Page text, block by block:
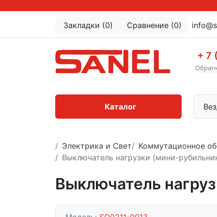
Закладки (0) Сравнение (0)
+ 7
Каталог
Электрика и Свет Коммутационное
Выключатель нагрузки (мини-
Выключатель